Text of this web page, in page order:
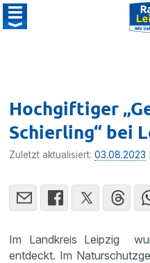
Hochgiftiger
Schierling“ bei
Zuletzt aktualisiert:03.08.2023
Im Landkreis Leipzig
entdeckt. Im